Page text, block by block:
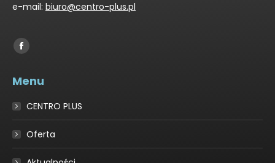
e-mail: biuro@centro-plus.pl
Find us on:
Facebook
opens
in
window
Menu
CENTRO PLUS
Oferta